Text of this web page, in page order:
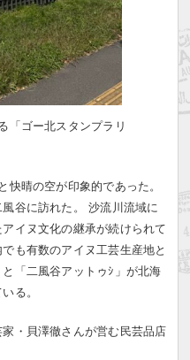
「ゴー北スタンプラリ
晴の空が印象的であった。
谷に訪れた。 沙流川流域に
イヌ文化の継承が続けられて
も有数のアイヌ工芸生産地と
「二風谷アットゥｼ」が北海
る。
・貝澤徹さんが営む民芸品店